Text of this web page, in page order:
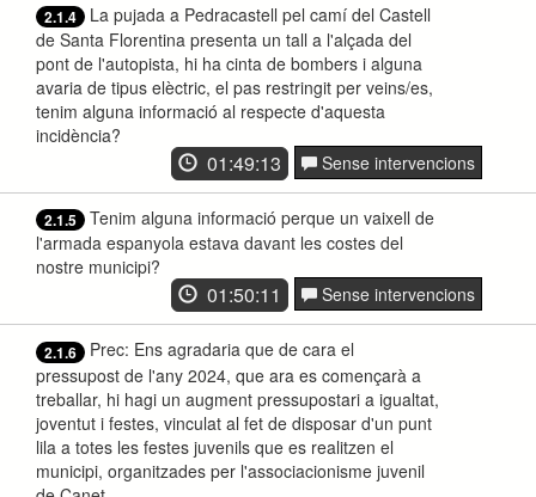
2.1.4
La pujada a Pedracastell pel camí del Castell
de Santa Florentina presenta un tall a l'alçada del
pont de l'autopista, hi ha cinta de bombers i alguna
avaria de tipus elèctric, el pas restringit per veins/es,
tenim alguna informació al respecte d'aquesta
incidència?
01:49:13 Sense intervencions
2.1.5
Tenim alguna informació perque un vaixell de
l'armada espanyola estava davant les costes del
nostre municipi?
01:50:11 Sense intervencions
2.1.6
Prec: Ens agradaria que de cara el
pressupost de l'any 2024, que ara es començarà a
treballar, hi hagi un augment pressupostari a igualtat,
joventut i festes, vinculat al fet de disposar d'un punt
lila a totes les festes juvenils que es realitzen el
municipi, organitzades per l'associacionisme juvenil